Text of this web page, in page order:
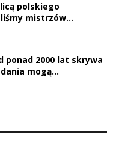
polskiego
mistrzów…
ponad 2000 lat skrywa
mogą…